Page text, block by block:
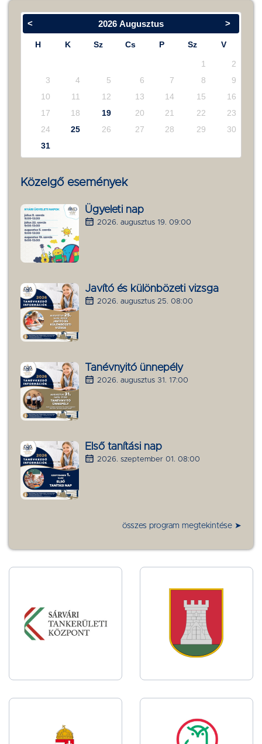
< >
2026 Augusztus
H K Sz Cs P Sz V
1
2
3
4 5 6 7 8
9
10
11 12 13 14 15
16
17
18 19 20 21 22
23
24
25 26 27 28 29
30
31
Közelgő események
Ügyeleti nap
2026. augusztus 19. 09:00
Javító és különbözeti vizsga
2026. augusztus 25. 08:00
Tanévnyitó ünnepély
2026. augusztus 31. 17:00
Első tanítási nap
2026. szeptember 01. 08:00
összes program megtekintése ➤